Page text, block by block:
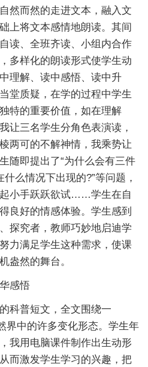
然而然的走进文本，融入文
上将文本感情地朗读。其间
读、全班齐读、小组内合作
多样化的朗读形式使学生动
理解、读中感悟、读中升
堂质疑，在学的过程中学生
特的重要价值，如在理解
让三名学生分角色表演读，
两可的不解神情，我乘势让
随即提出了“为什么会有三件
么情况下出现的?”等问题，
小手跃跃欲试……学生在自
良好的情感体验。学生感到
探究者，教师巧妙地启迪学
力满足学生这种需求，使课
盎然的舞台。
感悟
科普短文，全文围绕一
界中的许多变化形态。学生年
我用电脑课件制作出生动形
而激发学生学习的兴趣，把